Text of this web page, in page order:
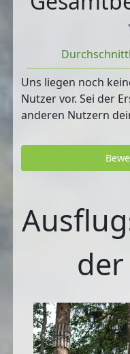
Uns liegen noch
Nutzer vor. Sei der
anderen Nutzern